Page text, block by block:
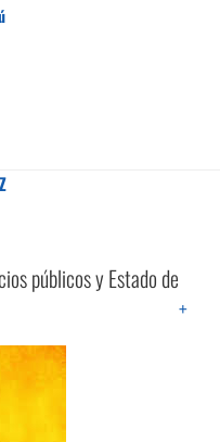
públicos y Estado de
+